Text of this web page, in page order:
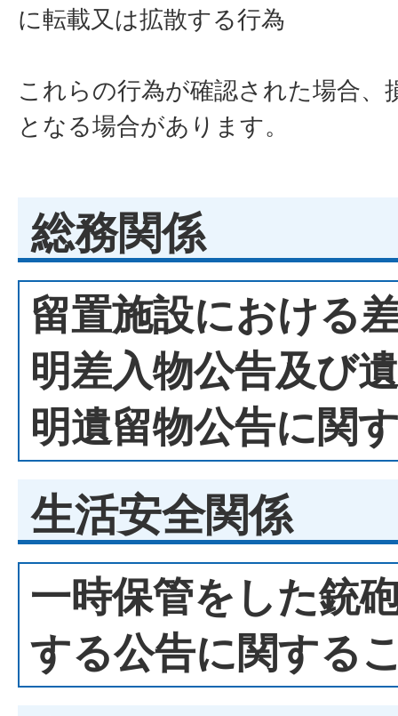
に転載又は拡散する行為
これらの行為が確認された場合、
となる場合があります。
総務関係
留置施設における
明差入物公告及び
明遺留物公告に関
生活安全関係
一時保管をした銃
する公告に関する